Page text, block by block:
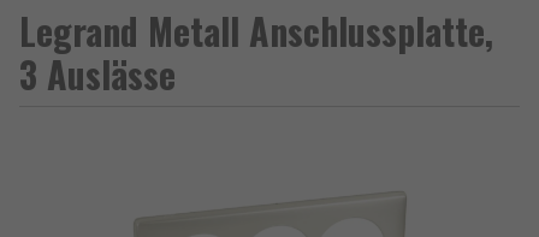
Legrand Metall Anschlussplatte,
3 Auslässe